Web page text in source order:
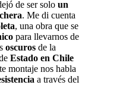
de ser solo un
. Me di cuenta
, una obra que se
para llevarnos de
oscuros de la
Estado en Chile
montaje nos habla
a través del